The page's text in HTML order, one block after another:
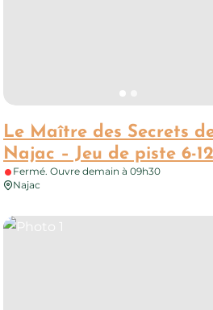
Le Maître des Secrets
Najac – Jeu de piste 6-
Fermé. Ouvre demain à 09h30
Najac
Photo 1